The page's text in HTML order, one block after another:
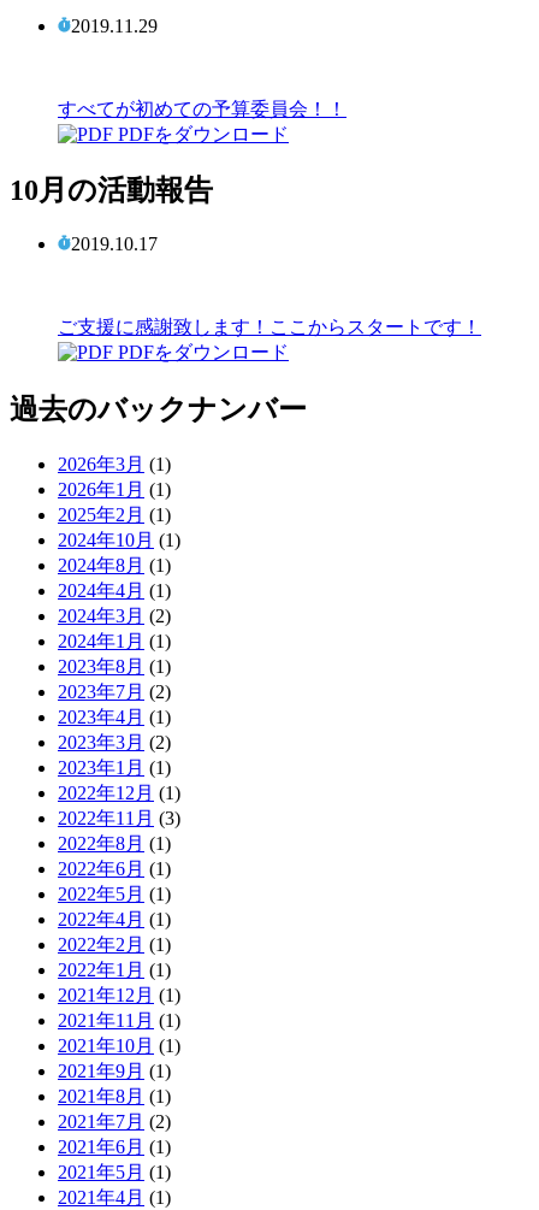
2019.11.29
すべてが初めての予算委員会！！
PDFをダウンロード
10月の活動報告
2019.10.17
ご支援に感謝致します！ここからスタートです！
PDFをダウンロード
過去のバックナンバー
2026年3月 (1)
2026年1月 (1)
2025年2月 (1)
2024年10月 (1)
2024年8月 (1)
2024年4月 (1)
2024年3月 (2)
2024年1月 (1)
2023年8月 (1)
2023年7月 (2)
2023年4月 (1)
2023年3月 (2)
2023年1月 (1)
2022年12月 (1)
2022年11月 (3)
2022年8月 (1)
2022年6月 (1)
2022年5月 (1)
2022年4月 (1)
2022年2月 (1)
2022年1月 (1)
2021年12月 (1)
2021年11月 (1)
2021年10月 (1)
2021年9月 (1)
2021年8月 (1)
2021年7月 (2)
2021年6月 (1)
2021年5月 (1)
2021年4月 (1)